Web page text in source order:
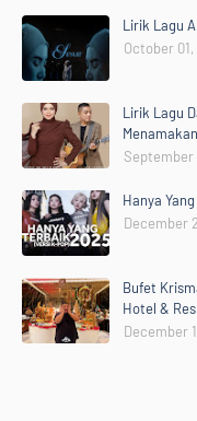
Lirik Lagu
October 01,
Lirik Lagu
September
Hanya
December
Bufet
Hotel &
December